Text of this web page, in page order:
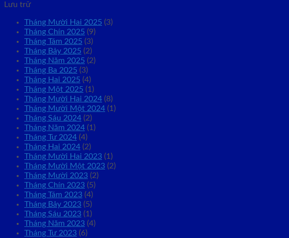
Lưu trữ
Tháng Mười Hai 2025 (3)
Tháng Chín 2025 (9)
Tháng Tám 2025 (3)
Tháng Bảy 2025 (2)
Tháng Năm 2025 (2)
Tháng Ba 2025 (3)
Tháng Hai 2025 (4)
Tháng Một 2025 (1)
Tháng Mười Hai 2024 (8)
Tháng Mười Một 2024 (1)
Tháng Sáu 2024 (2)
Tháng Năm 2024 (1)
Tháng Tư 2024 (4)
Tháng Hai 2024 (2)
Tháng Mười Hai 2023 (1)
Tháng Mười Một 2023 (2)
Tháng Mười 2023 (2)
Tháng Chín 2023 (5)
Tháng Tám 2023 (4)
Tháng Bảy 2023 (5)
Tháng Sáu 2023 (1)
Tháng Năm 2023 (4)
Tháng Tư 2023 (6)